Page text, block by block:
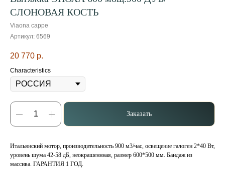
СЛОНОВАЯ КОСТЬ
Viaona cappe
Артикул: 6569
20 770 р.
Characteristics
Заказать
Итальянский мотор, производительность 900 м3/час, освещение галоген 2*40 Вт,
уровень шума 42-58 дБ, неокрашеннная, размер 600*500 мм. Бандаж из
массива. ГАРАНТИЯ 1 ГОД.